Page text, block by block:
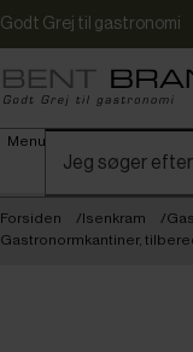
Godt Grej til gastronomi
Menu
Forsiden Isenkram
Gastronormkantiner,